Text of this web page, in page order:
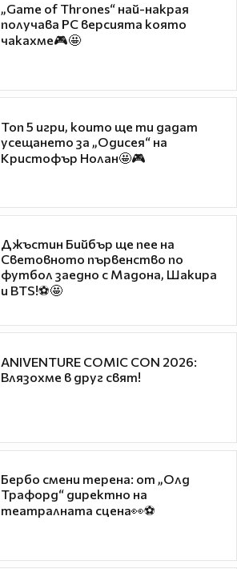
„Game of Thrones“ най-накрая
получава PC версията която
чакахме🎮🤩
Топ 5 игри, които ще ти дадат
усещането за „Одисея“ на
Кристофър Нолан🤩🎮
Джъстин Бийбър ще пее на
Световното първенство по
футбол заедно с Мадона, Шакира
и BTS!⚽🤩
ANIVENTURE COMIC CON 2026:
Влязохме в друг свят!
Бербо смени терена: от „Олд
Трафорд“ директно на
театралната сцена👀⚽